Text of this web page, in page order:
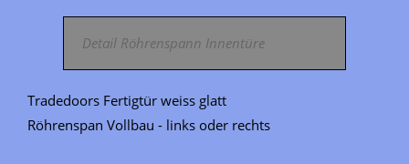
Detail Röhrenspann Innentüre
Tradedoors Fertigtür weiss glatt
Röhrenspan Vollbau - links oder rechts